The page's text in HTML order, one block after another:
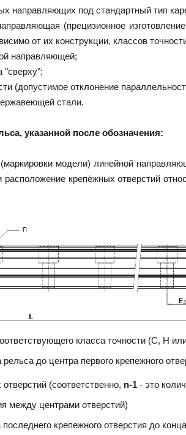
направляющих под стандартный тип
(прецизионное
от их конструкции, классов
направляющей;
"сверху";
(допустимое отклонение
стали.
указанной после обозначения:
модели) линейной
крепёжных отверстий
класса точности (С, H
до центра первого крепежного
(соответственно, n-1 - это
между центрами отверстий)
крепежного отверстия до